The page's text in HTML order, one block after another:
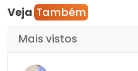
Veja Também
Mais vistos